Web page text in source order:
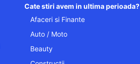
Cate stiri avem in ultima perioada?
Afaceri si Finante
Auto / Moto
Beauty